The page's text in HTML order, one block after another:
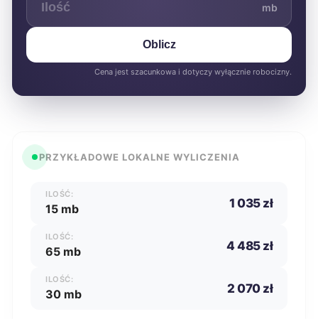
mb
Oblicz
Cena jest szacunkowa i dotyczy wyłącznie robocizny.
PRZYKŁADOWE LOKALNE WYLICZENIA
ILOŚĆ:
15 mb 1 035 zł
ILOŚĆ:
65 mb 4 485 zł
ILOŚĆ:
30 mb 2 070 zł